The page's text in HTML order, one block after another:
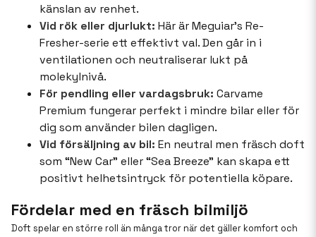
känslan av renhet.
Vid rök eller djurlukt: Här är Meguiar’s Re-
Fresher-serie ett effektivt val. Den går in i
ventilationen och neutraliserar lukt på
molekylnivå.
För pendling eller vardagsbruk: Carvame
Premium fungerar perfekt i mindre bilar eller för
dig som använder bilen dagligen.
Vid försäljning av bil: En neutral men fräsch doft
som “New Car” eller “Sea Breeze” kan skapa ett
positivt helhetsintryck för potentiella köpare.
Fördelar med en fräsch bilmiljö
Doft spelar en större roll än många tror när det gäller komfort och